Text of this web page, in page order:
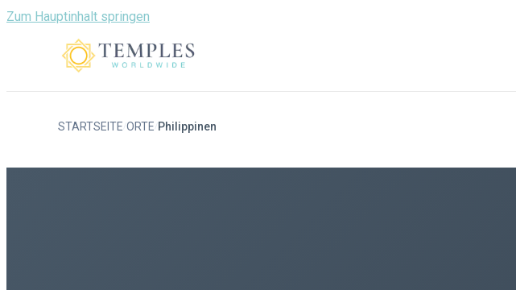
Zum Hauptinhalt springen
STARTSEITE ORTE Philippinen